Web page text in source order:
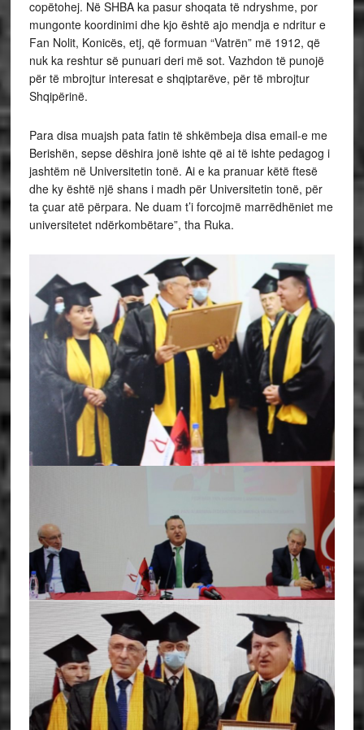
copëtohej. Në SHBA ka pasur shoqata të ndryshme, por
mungonte koordinimi dhe kjo është ajo mendja e ndritur e
Fan Nolit, Konicës, etj, që formuan “Vatrën” më 1912, që
nuk ka reshtur së punuari deri më sot. Vazhdon të punojë
për të mbrojtur interesat e shqiptarëve, për të mbrojtur
Shqipërinë.
Para disa muajsh pata fatin të shkëmbeja disa email-e me
Berishën, sepse dëshira jonë ishte që ai të ishte pedagog i
jashtëm në Universitetin tonë. Ai e ka pranuar këtë ftesë
dhe ky është një shans i madh për Universitetin tonë, për
ta çuar atë përpara. Ne duam t’i forcojmë marrëdhëniet me
universitetet ndërkombëtare”, tha Ruka.